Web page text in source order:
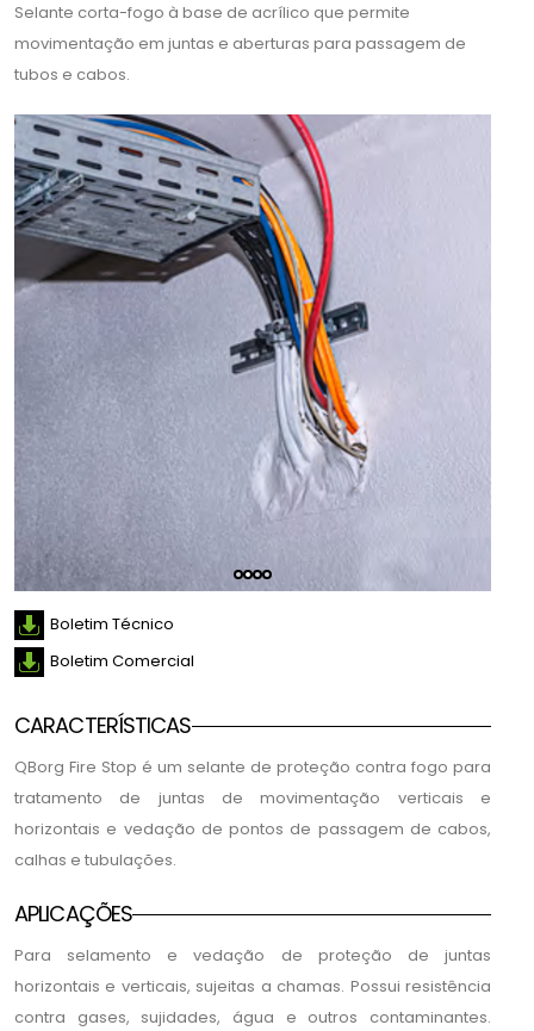
Selante corta-fogo à base de acrílico que permite
movimentação em juntas e aberturas para passagem de
tubos e cabos.
Boletim Técnico
Boletim Comercial
CARACTERÍSTICAS
QBorg Fire Stop é um selante de proteção contra fogo para
tratamento de juntas de movimentação verticais e
horizontais e vedação de pontos de passagem de cabos,
calhas e tubulações.
APLICAÇÕES
Para selamento e vedação de proteção de juntas
horizontais e verticais, sujeitas a chamas. Possui resistência
contra gases, sujidades, água e outros contaminantes.